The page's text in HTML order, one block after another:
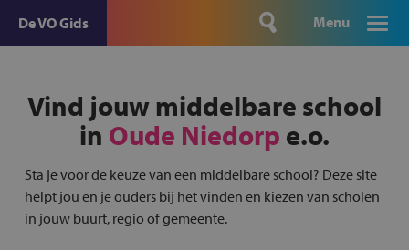
De VO Gids Menu
Vind jouw middelbare school
in Oude Niedorp e.o.
Sta je voor de keuze van een middelbare school? Deze site
helpt jou en je ouders bij het vinden en kiezen van scholen
in jouw buurt, regio of gemeente.